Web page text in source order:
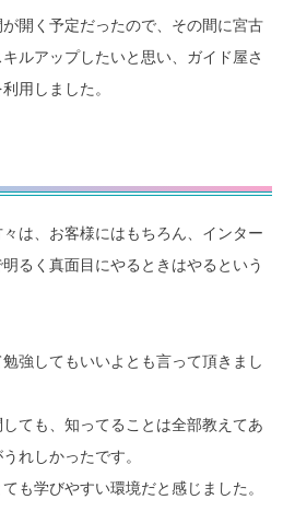
開く予定だったので、その間に宮古
ルアップしたいと思い、ガイド屋さ
用しました。
は、お客様にはもちろん、インター
るく真面目にやるときはやるという
強してもいいよとも言って頂きまし
ても、知ってることは全部教えてあ
れしかったです。
も学びやすい環境だと感じました。